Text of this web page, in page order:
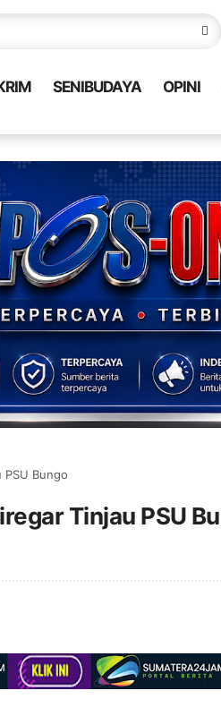
SENIBUDAYA OPINI
PSU Bungo
Tinjau PSU
Selamat